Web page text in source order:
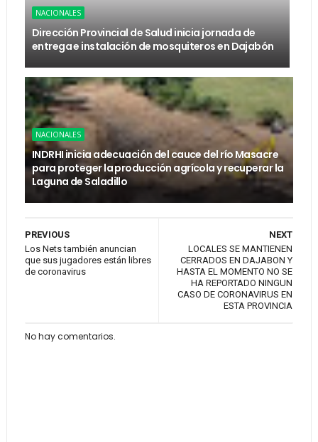
NACIONALES
Dirección Provincial de Salud inicia jornada de
entrega e instalación de mosquiteros en Dajabón
NACIONALES
INDRHI inicia adecuación del cauce del río Masacre
para proteger la producción agrícola y recuperar la
Laguna de Saladillo
NEXT
LOCALES SE MANTIENEN
CERRADOS EN DAJABON Y
HASTA EL MOMENTO NO SE
HA REPORTADO NINGUN
CASO DE CORONAVIRUS EN
ESTA PROVINCIA
PREVIOUS
Los Nets también anuncian
que sus jugadores están libres
de coronavirus
No hay comentarios.